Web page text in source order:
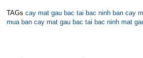
TAGs cay mat gau bac tai bac ninh ban cay
mua ban cay mat gau bac tai bac ninh mat